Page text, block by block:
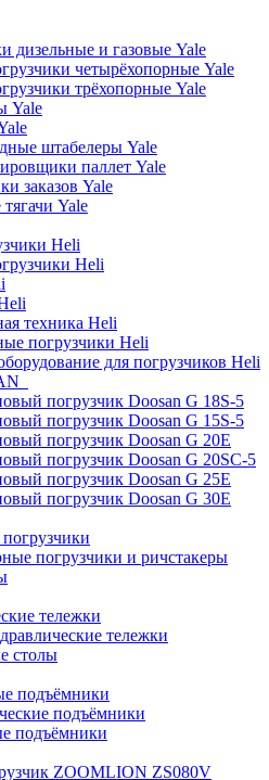
дизельные и газовые Yale
четырёхопорные Yale
трёхопорные Yale
Yale
штабелеры Yale
паллет Yale
заказов Yale
Yale
Heli
Heli
техника Heli
погрузчики Heli
для погрузчиков Heli
погрузчик Doosan G 18S-5
погрузчик Doosan G 15S-5
погрузчик Doosan G 20E
погрузчик Doosan G 20SC-5
погрузчик Doosan G 25E
погрузчик Doosan G 30E
погрузчики и ричстакеры
тележки
тележки
столы
подъёмники
подъёмники
подъёмники
ZOOMLION ZS080V